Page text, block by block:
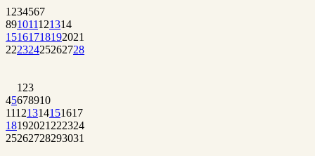
1 234567
891011121314
15161718192021
22232425262728
1 23
45678910
11121314151617
18192021 222324
25262728293031